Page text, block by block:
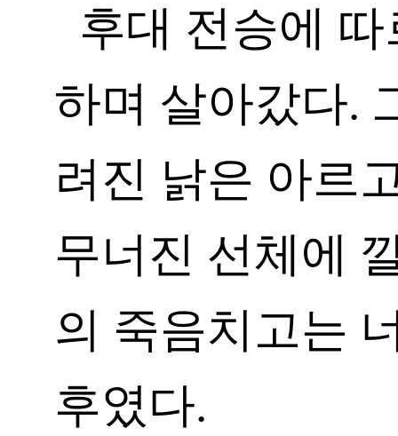
후대 전승에
하며 살아갔다.
려진 낡은 아르
무너진 선체에
의 죽음치고는
후였다.